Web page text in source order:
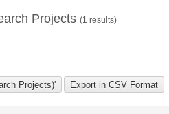
Projects (1 results)